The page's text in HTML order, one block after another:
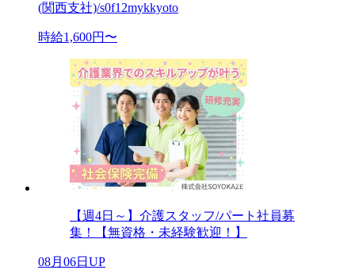
(関西支社)/s0f12mykkyoto
時給1,600円〜
【週4日～】介護スタッフ/パート社員募
集！【無資格・未経験歓迎！】
08月06日UP